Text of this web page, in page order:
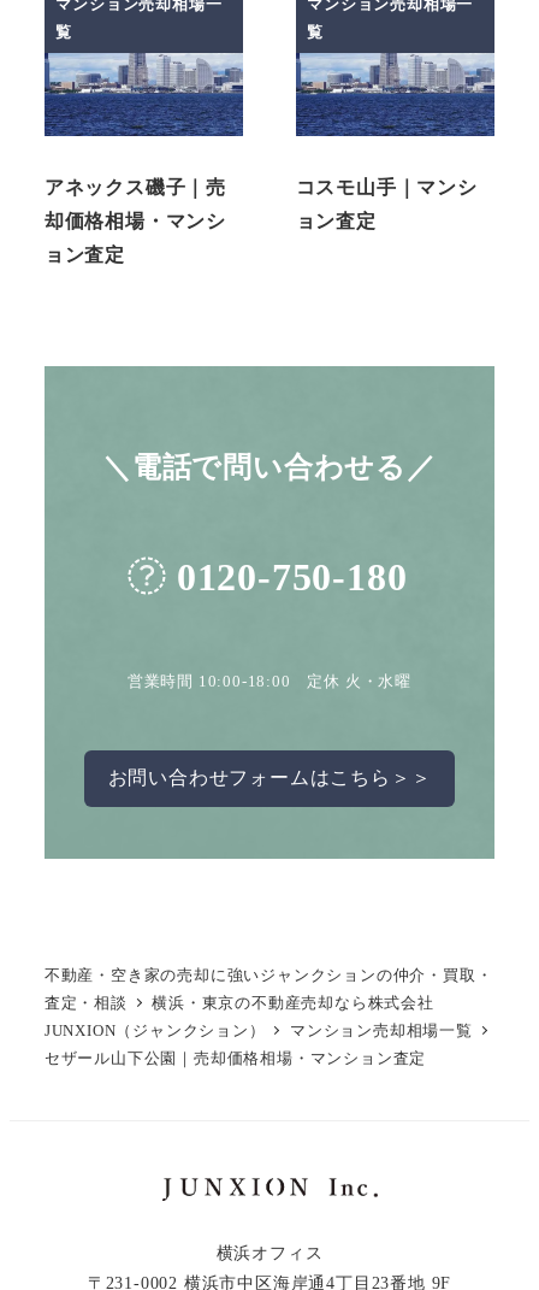
マンション売却相場一
覧
アネックス磯子｜売
却価格相場・マンシ
ョン査定
マンション売却相場一
覧
コスモ山手｜マンシ
ョン査定
＼電話で問い合わせる／
0120-750-180
営業時間 10:00-18:00 定休 火・水曜
お問い合わせフォームはこちら＞＞
不動産・空き家の売却に強いジャンクションの仲介・買取・
査定・相談
横浜・東京の不動産売却なら株式会社
JUNXION（ジャンクション）
マンション売却相場一覧
セザール山下公園｜売却価格相場・マンション査定
横浜オフィス
〒231-0002 横浜市中区海岸通4丁目23番地 9F